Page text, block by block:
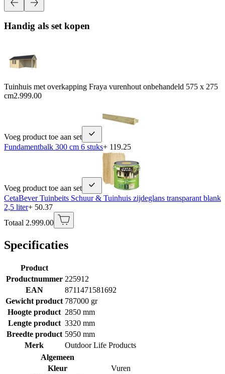
Handig als set kopen
Tuinhuis met overkapping Fraya vurenhout onbehandeld 575 x 275
cm2.999.00
Voeg product toe aan set
Fundamentbalk 300 cm 6 stuks+ 119.25
Voeg product toe aan set
CetaBever Tuinbeits Schuur & Tuinhuis zijdeglans transparant blank
2,5 liter+ 50.37
Totaal 2.999.00
Specificaties
Product
Productnummer 225912
EAN
8711471581692
Gewicht product 787000 gr
Hoogte product 2850 mm
Lengte product 3320 mm
Breedte product 5950 mm
Merk
Outdoor Life Products
Algemeen
Kleur
Vuren